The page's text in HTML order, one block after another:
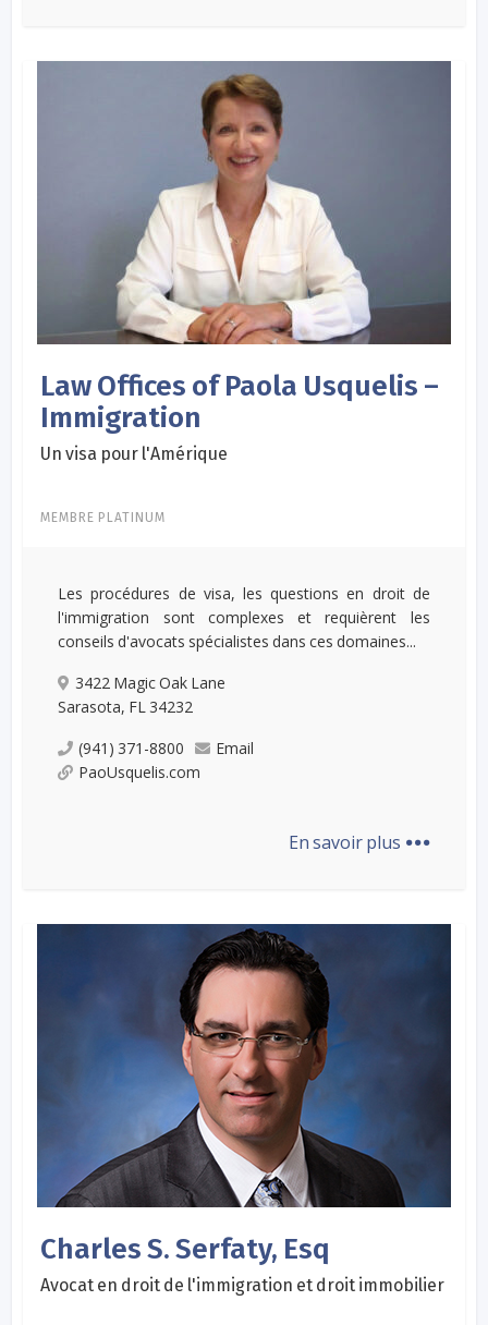
Law Offices of Paola Usquelis –
Immigration
Un visa pour l'Amérique
MEMBRE PLATINUM
Les procédures de visa, les questions en droit de
l'immigration sont complexes et requièrent les
conseils d'avocats spécialistes dans ces domaines...
3422 Magic Oak Lane
Sarasota, FL 34232
(941) 371-8800
Email
PaoUsquelis.com
En savoir plus ...
Charles S. Serfaty, Esq
Avocat en droit de l'immigration et droit immobilier